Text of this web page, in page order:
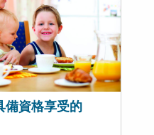
備資格享受的